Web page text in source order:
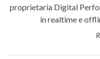
proprietaria Digital
in realtime e